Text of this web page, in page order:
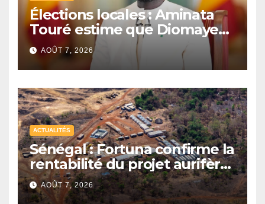
Élections locales : Aminata
Touré estime que Diomaye
Faye peut légalement
organiser le scrutin en 2027
AOÛT 7, 2026
ACTUALITÉS
Sénégal : Fortuna confirme la
rentabilité du projet aurifère
Diamba Sud à Kédougou
AOÛT 7, 2026